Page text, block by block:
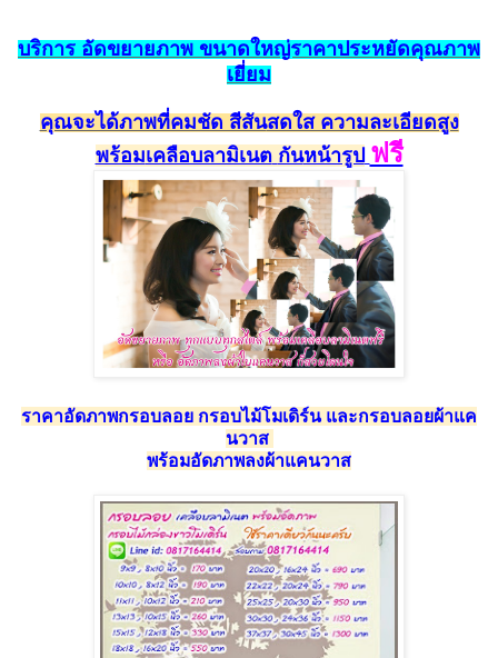
บริการ อัดขยายภาพ ขนาดใหญ่ราคาประหยัดคุณภาพ
เยี่ยม
คุณจะได้ภาพที่คมชัด สีสันสดใส ความละเอียดสูง
พร้อมเคลือบลามิเนต กันหน้ารูป ฟรี
ราคาอัดภาพกรอบลอย กรอบไม้โมเดิร์น และกรอบลอยผ้าแค
นวาส
พร้อมอัดภาพลงผ้าแคนวาส